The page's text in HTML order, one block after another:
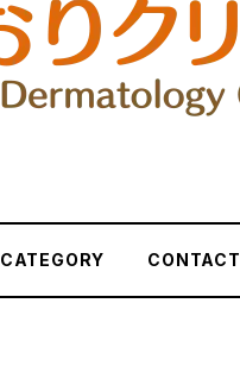
CATEGORY CONTACT